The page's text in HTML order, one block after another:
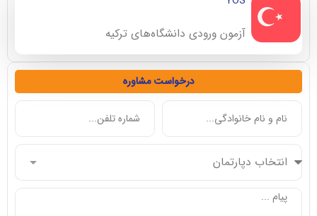
آزمون ورودی دانشگاه‌های ترکیه
درخواست مشاوره